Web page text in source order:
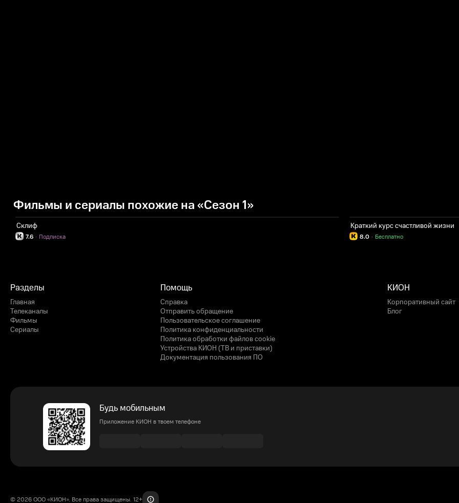
Фильмы и сериалы похожие на «Сезон 1»
Склиф
7.6 Подписка
·
Краткий курс счастливой жизни
8.0 Бесплатно
·
Разделы
Главная
Телеканалы
Фильмы
Сериалы
Помощь
Справка
Отправить обращение
Пользовательское соглашение
Политика конфиденциальности
Политика обработки файлов cookie
Устройства КИОН (ТВ и приставки)
Документация пользования ПО
КИОН
Корпоративный сайт
Блог
Будь мобильным
Приложение КИОН в твоем телефоне
© 2026 ООО «КИОН». Все права защищены. 12+